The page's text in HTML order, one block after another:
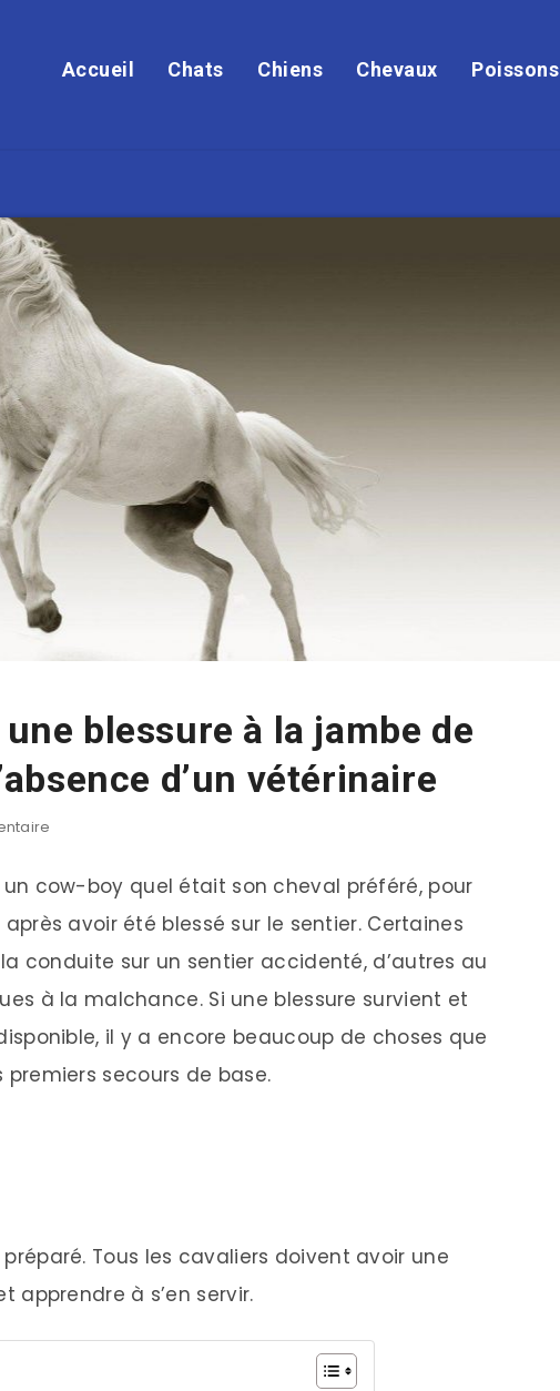
Accueil Chats Chiens Chevaux Poissons
blessure à la jambe de
d’un vétérinaire
cow-boy quel était son cheval préféré, pour
avoir été blessé sur le sentier. Certaines
conduite sur un sentier accidenté, d’autres au
à la malchance. Si une blessure survient et
il y a encore beaucoup de choses que
secours de base.
Tous les cavaliers doivent avoir une
apprendre à s’en servir.